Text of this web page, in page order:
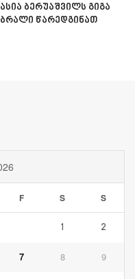
ბერუაშვილს გიგა
ბრალი წარედგინათ
F S S
1 2
7 8 9